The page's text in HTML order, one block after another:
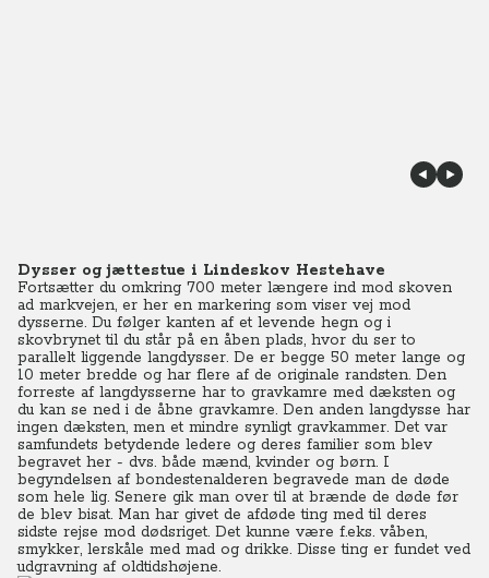
Dysser og jættestue i Lindeskov Hestehave
Fortsætter du omkring 700 meter længere ind mod skoven
ad markvejen, er her en markering som viser vej mod
dysserne. Du følger kanten af et levende hegn og i
skovbrynet til du står på en åben plads, hvor du ser to
parallelt liggende langdysser. De er begge 50 meter lange og
10 meter bredde og har flere af de originale randsten. Den
forreste af langdysserne har to gravkamre med dæksten og
du kan se ned i de åbne gravkamre. Den anden langdysse har
ingen dæksten, men et mindre synligt gravkammer. Det var
samfundets betydende ledere og deres familier som blev
begravet her - dvs. både mænd, kvinder og børn. I
begyndelsen af bondestenalderen begravede man de døde
som hele lig. Senere gik man over til at brænde de døde før
de blev bisat. Man har givet de afdøde ting med til deres
sidste rejse mod dødsriget. Det kunne være f.eks. våben,
smykker, lerskåle med mad og drikke. Disse ting er fundet ved
udgravning af oldtidshøjene.